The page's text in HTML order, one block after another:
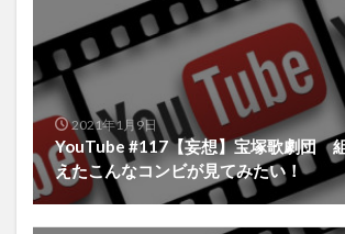
2021年1月9日
YouTube #117【妄想】宝塚歌劇団
えたこんなコンビが見てみたい！